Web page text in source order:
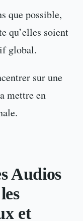
que possible,
qu’elles soient
global.
sur une
mettre en
Audios
et